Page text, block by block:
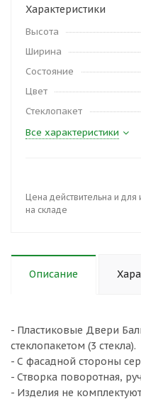
Характеристики
Высота
Ширина
Состояние
Цвет
Стеклопакет
Все характеристики
Цена действительна и для
на складе
Описание
- Пластиковые Двери
стеклопакетом (3 стекла).
- С фасадной стороны
- Створка поворотная,
- Изделия не